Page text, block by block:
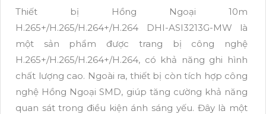
Thiết bị Hồng Ngoại 10m
H.265+/H.265/H.264+/H.264 DHI-ASI3213G-MW là
một sản phẩm được trang bị công nghệ
H.265+/H.265/H.264+/H.264, có khả năng ghi hình
chất lượng cao. Ngoài ra, thiết bị còn tích hợp công
nghệ Hồng Ngoại SMD, giúp tăng cường khả năng
quan sát trong điều kiện ánh sáng yếu. Đây là một